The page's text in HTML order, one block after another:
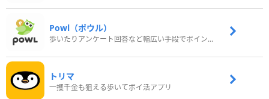
Powl（ポウル）
歩いたりアンケート回答など幅広い手段でポイントをゲット
トリマ
一攫千金も狙える歩いてポイ活アプリ